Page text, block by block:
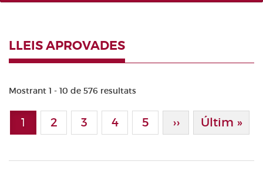
LLEIS APROVADES
Mostrant 1 - 10 de 576 resultats
Paginació
Pàgina actual
1 Page
2 Page
3 Page
4 Page
5 Pàgina
›› Última
Últim »